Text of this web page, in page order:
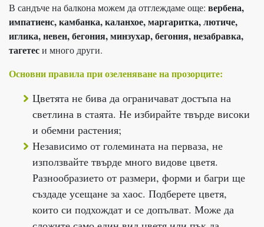
В сандъче на балкона можем да отглеждаме още: вербена,
импатиенс, камбанка, каланхое, маргаритка, лютиче,
иглика, невен, бегония, минзухар, бегония, незабравка,
тагетеси много други.
Основни правила при озеленяване на прозорците:
Цветята не бива да ограничават достъпа на
светлина в стаята. Не избирайте твърде високи
и обемни растения;
Независимо от големината на перваза, не
използвайте твърде много видове цветя.
Разнообразието от размери, форми и багри ще
създаде усещане за хаос. Подберете цветя,
които си подхождат и се допълват. Може да